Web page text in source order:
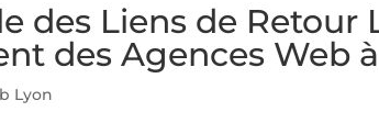
des Liens de Retour
des Agences Web
Lyon